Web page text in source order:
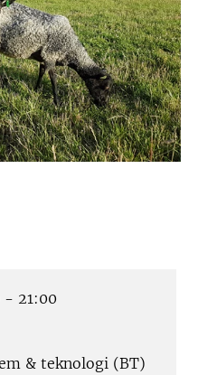
21:00
& teknologi (BT)